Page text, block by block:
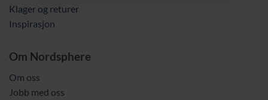
Klager og returer
Inspirasjon
Om Nordsphere
Om oss
Jobb med oss